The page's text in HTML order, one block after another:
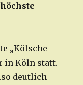
„Kölsche
in Köln statt.
deutlich